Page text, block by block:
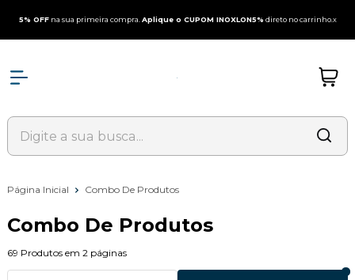
5% OFF na sua primeira compra.Aplique o CUPOM INOXLON5% direto no carrinho.x
Página Inicial Combo De Produtos
Combo De Produtos
69 Produtos em 2 páginas